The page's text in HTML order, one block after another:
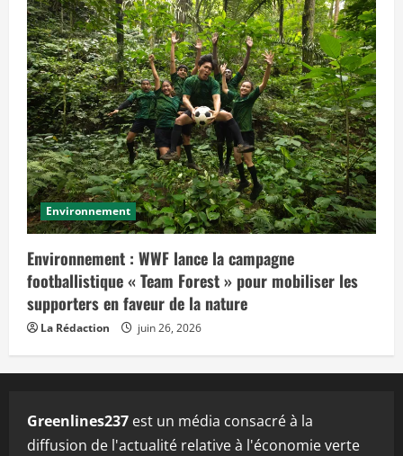
Environnement
Environnement : WWF lance la campagne
footballistique « Team Forest » pour mobiliser les
supporters en faveur de la nature
La Rédaction juin 26, 2026
Greenlines237 est un média consacré à la
diffusion de l'actualité relative à l'économie verte